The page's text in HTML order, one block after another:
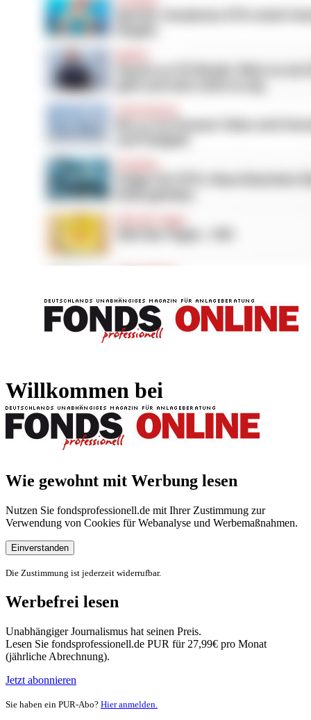
Willkommen bei
Wie gewohnt mit Werbung lesen
Nutzen Sie fondsprofessionell.de mit Ihrer Zustimmung zur
Verwendung von Cookies für Webanalyse und Werbemaßnahmen.
Einverstanden
Die Zustimmung ist jederzeit widerrufbar.
Werbefrei lesen
Unabhängiger Journalismus hat seinen Preis.
Lesen Sie fondsprofessionell.de PUR für 27,99€ pro Monat
(jährliche Abrechnung).
Jetzt abonnieren
Sie haben ein PUR-Abo? Hier anmelden.